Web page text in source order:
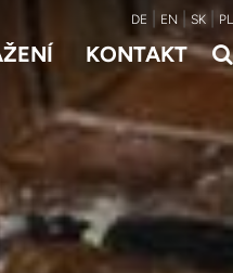
KONTAKT
DE EN |SK PL